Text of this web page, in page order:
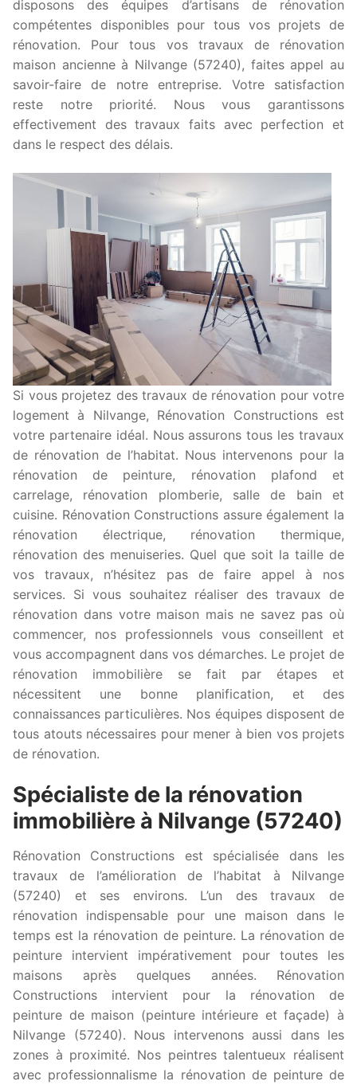
disposons des équipes d’artisans de rénovation
compétentes disponibles pour tous vos projets de
rénovation. Pour tous vos travaux de rénovation
maison ancienne à Nilvange (57240), faites appel au
savoir-faire de notre entreprise. Votre satisfaction
reste notre priorité. Nous vous garantissons
effectivement des travaux faits avec perfection et
dans le respect des délais.
Si vous projetez des travaux de rénovation pour votre
logement à Nilvange, Rénovation Constructions est
votre partenaire idéal. Nous assurons tous les travaux
de rénovation de l’habitat. Nous intervenons pour la
rénovation de peinture, rénovation plafond et
carrelage, rénovation plomberie, salle de bain et
cuisine. Rénovation Constructions assure également la
rénovation électrique, rénovation thermique,
rénovation des menuiseries. Quel que soit la taille de
vos travaux, n’hésitez pas de faire appel à nos
services. Si vous souhaitez réaliser des travaux de
rénovation dans votre maison mais ne savez pas où
commencer, nos professionnels vous conseillent et
vous accompagnent dans vos démarches. Le projet de
rénovation immobilière se fait par étapes et
nécessitent une bonne planification, et des
connaissances particulières. Nos équipes disposent de
tous atouts nécessaires pour mener à bien vos projets
de rénovation.
Spécialiste de la rénovation
immobilière à Nilvange (57240)
Rénovation Constructions est spécialisée dans les
travaux de l’amélioration de l’habitat à Nilvange
(57240) et ses environs. L’un des travaux de
rénovation indispensable pour une maison dans le
temps est la rénovation de peinture. La rénovation de
peinture intervient impérativement pour toutes les
maisons après quelques années. Rénovation
Constructions intervient pour la rénovation de
peinture de maison (peinture intérieure et façade) à
Nilvange (57240). Nous intervenons aussi dans les
zones à proximité. Nos peintres talentueux réalisent
avec professionnalisme la rénovation de peinture de